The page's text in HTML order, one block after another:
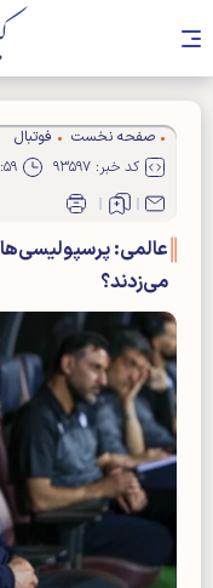
صفحه نخست
فوتبال
کد خبر: ۹۳۵۹۷
عالمی:
می‌زدند؟